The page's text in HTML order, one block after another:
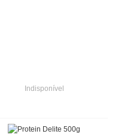
Indisponível